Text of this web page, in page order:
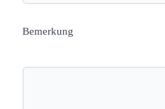
Bemerkung